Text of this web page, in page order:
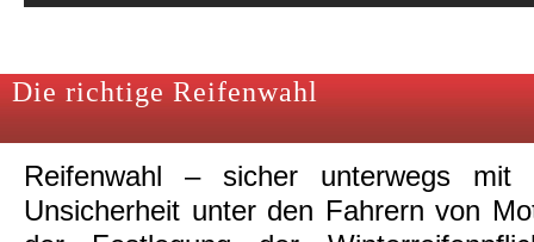
Die richtige Reifenwahl
Reifenwahl – sicher unterwegs mit
Unsicherheit unter den Fahrern von